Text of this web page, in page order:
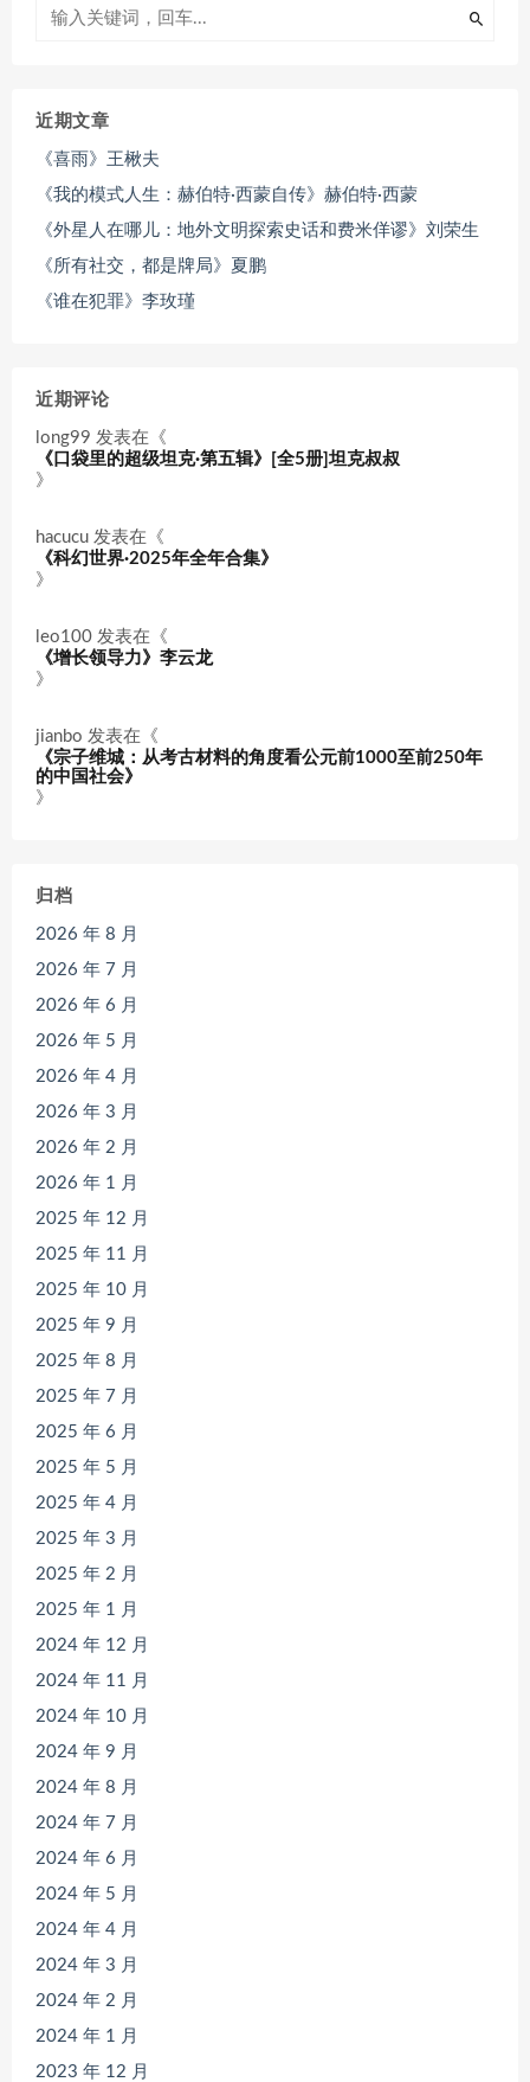
近期文章
《喜雨》王楸夫
《我的模式人生：赫伯特·西蒙自传》赫伯特·西蒙
《外星人在哪儿：地外文明探索史话和费米佯谬》刘荣生
《所有社交，都是牌局》夏鹏
《谁在犯罪》李玫瑾
近期评论
long99 发表在《
《口袋里的超级坦克·第五辑》[全5册]坦克叔叔
》
hacucu 发表在《
《科幻世界·2025年全年合集》
》
leo100 发表在《
《增长领导力》李云龙
》
jianbo 发表在《
《宗子维城：从考古材料的角度看公元前1000至前250年
的中国社会》
》
归档
2026 年 8 月
2026 年 7 月
2026 年 6 月
2026 年 5 月
2026 年 4 月
2026 年 3 月
2026 年 2 月
2026 年 1 月
2025 年 12 月
2025 年 11 月
2025 年 10 月
2025 年 9 月
2025 年 8 月
2025 年 7 月
2025 年 6 月
2025 年 5 月
2025 年 4 月
2025 年 3 月
2025 年 2 月
2025 年 1 月
2024 年 12 月
2024 年 11 月
2024 年 10 月
2024 年 9 月
2024 年 8 月
2024 年 7 月
2024 年 6 月
2024 年 5 月
2024 年 4 月
2024 年 3 月
2024 年 2 月
2024 年 1 月
2023 年 12 月